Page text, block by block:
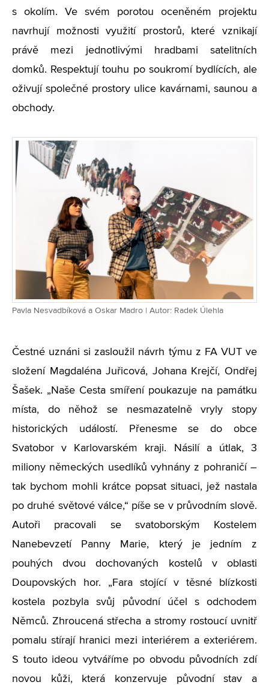
s okolím. Ve svém porotou oceněném projektu
navrhují možnosti využití prostorů, které vznikají
právě mezi jednotlivými hradbami satelitních
domků. Respektují touhu po soukromí bydlících, ale
oživují společné prostory ulice kavárnami, saunou a
obchody.
Pavla Nesvadbíková a Oskar Madro | Autor: Radek Úlehla
Čestné uznáni si zasloužil návrh týmu z FA VUT ve
složení Magdaléna Juřicová, Johana Krejčí, Ondřej
Šašek. „Naše Cesta smíření poukazuje na památku
místa, do něhož se nesmazatelně vryly stopy
historických událostí. Přenesme se do obce
Svatobor v Karlovarském kraji. Násilí a útlak, 3
miliony německých usedlíků vyhnány z pohraničí –
tak bychom mohli krátce popsat situaci, jež nastala
po druhé světové válce,“ píše se v průvodním slově.
Autoři pracovali se svatoborským Kostelem
Nanebevzetí Panny Marie, který je jedním z
pouhých dvou dochovaných kostelů v oblasti
Doupovských hor. „Fara stojící v těsné blízkosti
kostela pozbyla svůj původní účel s odchodem
Němců. Zhroucená střecha a stromy rostoucí uvnitř
pomalu stírají hranici mezi interiérem a exteriérem.
S touto ideou vytváříme po obvodu původních zdí
novou kůži, která konzervuje původní stav a